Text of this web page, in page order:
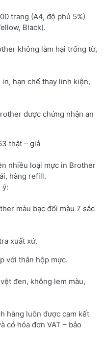
trang (A4, độ phủ 5%)
Black).
không làm hại trống từ,
hạn chế thay linh kiện,
được chứng nhận an
thật – giả
nhiều loại mực in Brother
hàng refill.
ý:
màu bạc đổi màu 7 sắc
xuất xứ.
với thân hộp mực.
đen, không lem màu,
hàng luôn được cam kết
có hóa đơn VAT – bảo